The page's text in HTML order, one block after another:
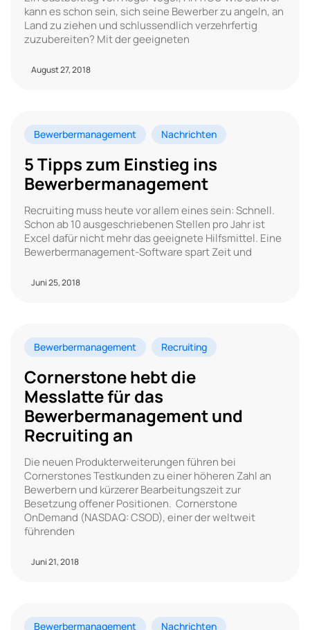
kann es schon sein, sich seine Bewerber zu angeln, an
Land zu ziehen und schlussendlich verzehrfertig
zuzubereiten? Mit der geeigneten
August 27, 2018
Bewerbermanagement Nachrichten
5 Tipps zum Einstieg ins
Bewerbermanagement
Recruiting muss heute vor allem eines sein: Schnell.
Schon ab 10 ausgeschriebenen Stellen pro Jahr ist
Excel dafür nicht mehr das geeignete Hilfsmittel. Eine
Bewerbermanagement-Software spart Zeit und
Juni 25, 2018
Bewerbermanagement Recruiting
Cornerstone hebt die
Messlatte für das
Bewerbermanagement und
Recruiting an
Die neuen Produkterweiterungen führen bei
Cornerstones Testkunden zu einer höheren Zahl an
Bewerbern und kürzerer Bearbeitungszeit zur
Besetzung offener Positionen. Cornerstone
OnDemand (NASDAQ: CSOD), einer der weltweit
führenden
Juni 21, 2018
Bewerbermanagement Nachrichten